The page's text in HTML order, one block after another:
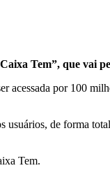
Tem”, que vai
acessada por 100
de forma
Tem.